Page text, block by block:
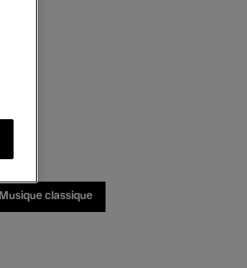
Musique classique